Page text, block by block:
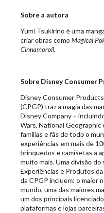
Sobre a autora
Yumi Tsukirino é uma
criar obras como Magical
Cinnamoroll.
Sobre Disney Consumer
Disney Consumer
(CPGP) traz a magia das
Disney Company –
Wars, National Geographic
famílias e fãs de todo o
experiências em mais de
brinquedos e camisetas a
muito mais. Uma divisão
Experiências e Produtos
da CPGP incluem: o maior
mundo, uma das maiores
um dos principais
plataformas e lojas